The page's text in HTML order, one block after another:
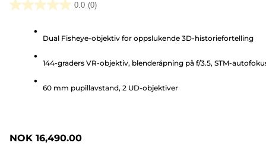
0.0 (0)
0.0
stjerner.
Dual Fisheye-objektiv for oppslukende 3D-historiefortelling
144-graders VR-objektiv, blenderåpning på f/3.5, STM-
60 mm pupillavstand, 2 UD-objektiver
NOK 16,490.00